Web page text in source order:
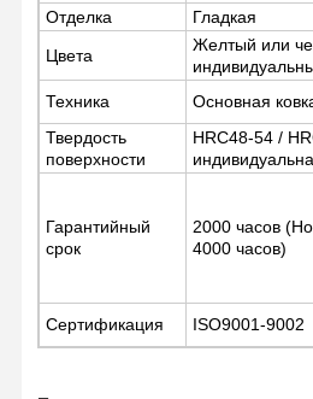
Все Случаи
Отправить
Запрос
Части подъезда
Отделка
Гладкая
Цвета
Желтый или
Техника
Основная
Твердость
поверхности
HRC48-54 /
Гарантийный
срок
2000 часов
4000 часов)
Сертификация ISO9001-9002